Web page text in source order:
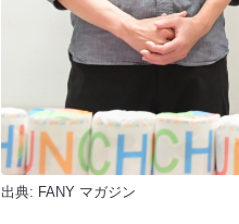
出典: FANY マガジン